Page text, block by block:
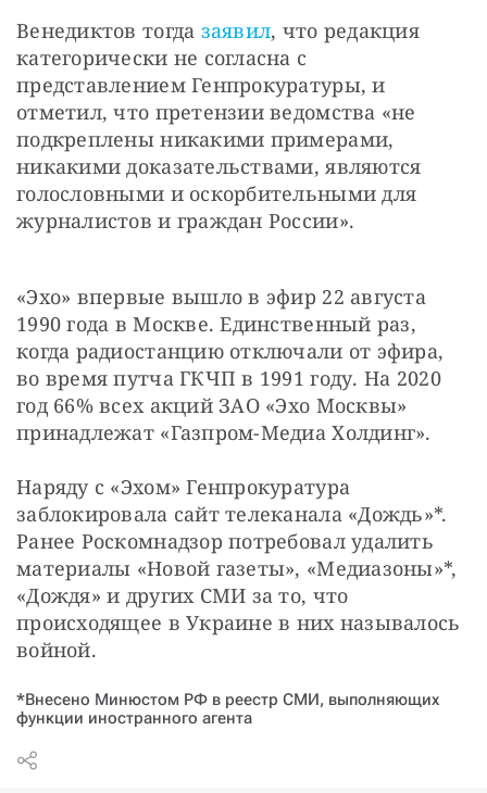
Венедиктов тогда заявил, что редакция
категорически не согласна с
представлением Генпрокуратуры, и
отметил, что претензии ведомства «не
подкреплены никакими примерами,
никакими доказательствами, являются
голословными и оскорбительными для
журналистов и граждан России».
«Эхо» впервые вышло в эфир 22 августа
1990 года в Москве. Единственный раз,
когда радиостанцию отключали от эфира,
во время путча ГКЧП в 1991 году. На 2020
год 66% всех акций ЗАО «Эхо Москвы»
принадлежат «Газпром-Медиа Холдинг».
Наряду с «Эхом» Генпрокуратура
заблокировала сайт телеканала «Дождь»*.
Ранее Роскомнадзор потребовал удалить
материалы «Новой газеты», «Медиазоны»*,
«Дождя» и других СМИ за то, что
происходящее в Украине в них называлось
войной.
*Внесено Минюстом РФ в реестр СМИ, выполняющих
функции иностранного агента